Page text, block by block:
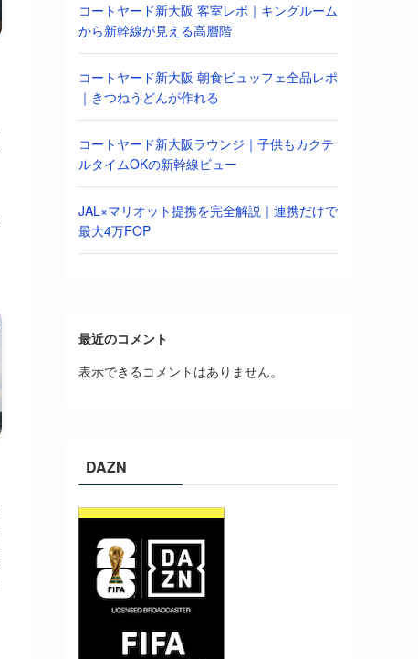
コートヤード新大阪 客室レポ｜キングルーム
から新幹線が見える高層階
コートヤード新大阪 朝食ビュッフェ全品レポ
｜きつねうどんが作れる
コートヤード新大阪ラウンジ｜子供もカクテ
ルタイムOKの新幹線ビュー
JAL×マリオット提携を完全解説｜連携だけで
最大4万FOP
最近のコメント
表示できるコメントはありません。
DAZN